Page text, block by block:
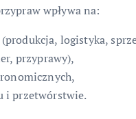
wpływa na:
logistyka,
przyprawy),
i przetwórstwie.